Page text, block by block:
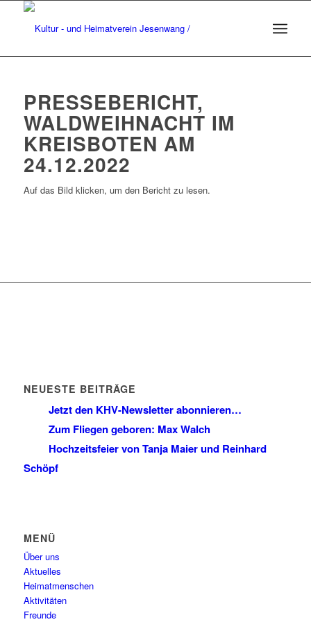
PRESSEBERICHT,
WALDWEIHNACHT IM
KREISBOTEN AM
24.12.2022
Auf das Bild klicken, um den Bericht zu lesen.
NEUESTE BEITRÄGE
Jetzt den KHV-Newsletter abonnieren…
Zum Fliegen geboren: Max Walch
Hochzeitsfeier von Tanja Maier und Reinhard
Schöpf
MENÜ
Über uns
Aktuelles
Heimatmenschen
Aktivitäten
Freunde